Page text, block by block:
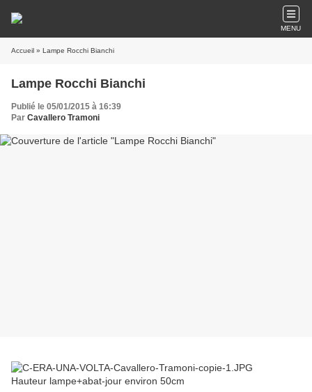
MENU
Accueil » Lampe Rocchi Bianchi
Lampe Rocchi Bianchi
Publié le 05/01/2015 à 16:39
Par Cavallero Tramoni
Hauteur lampe+abat-jour environ 50cm